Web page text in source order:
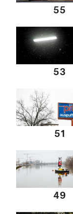
55
53
51
49